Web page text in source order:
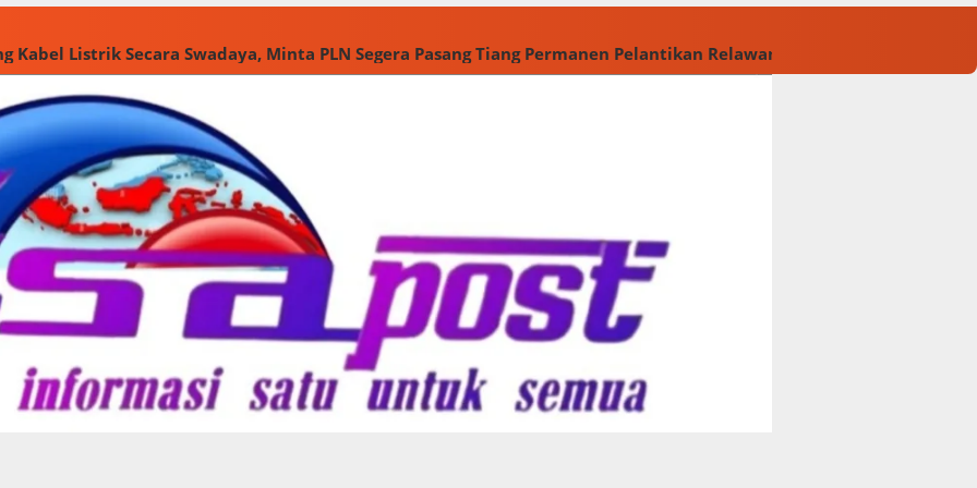
Kabel Listrik Secara Swadaya, Minta PLN Segera Pasang Tiang Permanen Pelantikan Relawan M. Rasyid Rajasa dan